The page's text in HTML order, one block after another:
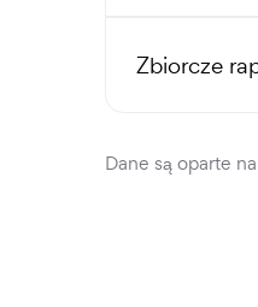
Zbiorcze
Dane są oparte